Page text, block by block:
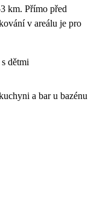
km. Přímo před
v areálu je pro
dětmi
a bar u bazénu